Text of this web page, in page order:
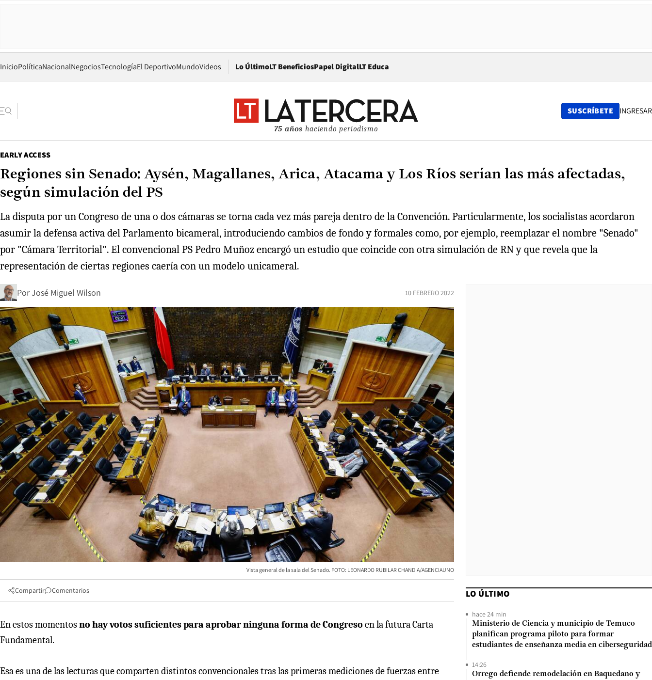
InicioPolíticaNacionalNegociosTecnologíaEl DeportivoMundoVideos Lo ÚltimoLT BeneficiosPapel DigitalOpens in new window
LT Educa
75 años haciendo periodismo
SUSCRÍBETE INGRESAR
EARLY ACCESS
Regiones sin Senado: Aysén, Magallanes, Arica, Atacama y Los Ríos serían las más afectadas,
según simulación del PS
La disputa por un Congreso de una o dos cámaras se torna cada vez más pareja dentro de la Convención. Particularmente, los socialistas acordaron
asumir la defensa activa del Parlamento bicameral, introduciendo cambios de fondo y formales como, por ejemplo, reemplazar el nombre "Senado"
por "Cámara Territorial". El convencional PS Pedro Muñoz encargó un estudio que coincide con otra simulación de RN y que revela que la
representación de ciertas regiones caería con un modelo unicameral.
PorJosé Miguel Wilson 10 FEBRERO 2022
Vista general de la sala del Senado. FOTO: LEONARDO RUBILAR CHANDIA/AGENCIAUNO
Compartir Comentarios
En estos momentosno hay votos suficientes para aprobar ninguna forma de Congreso en la futura Carta
Fundamental.
Esa es una de las lecturas que comparten distintos convencionales tras las primeras mediciones de fuerzas entre
LO ÚLTIMO
hace 24 min
Ministerio de Ciencia y municipio de Temuco
planifican programa piloto para formar
estudiantes de enseñanza media en ciberseguridad
14:26
Orrego defiende remodelación en Baquedano y